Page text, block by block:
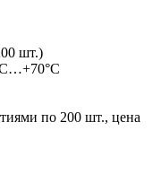
шт.)
по 200 шт., цена